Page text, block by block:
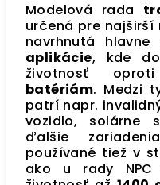
Modelová rada
určená pre
navrhnutá hlavne
aplikácie, kde
životnosť
batériám. Medzi
patrí napr.
vozidlo, solárne
ďalšie
používané tiež v
ako u rady NPC